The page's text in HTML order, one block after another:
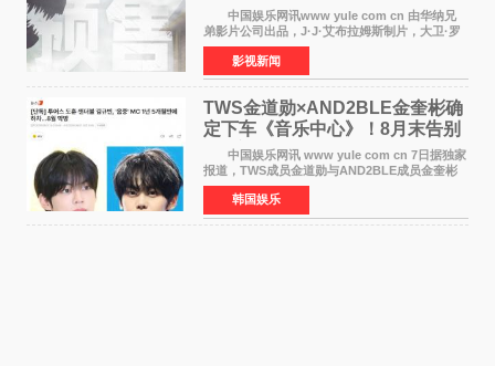
中国娱乐网讯www yule com cn 由华纳兄
弟影片公司出品，J·J·艾布拉姆斯制片，大卫·罗
伯特·米切尔执导，好莱坞巨星安妮·海瑟薇和伊万
·麦克格雷格领衔主演的2026暑期惊悚冒险大片
《逃出绝
影视新闻
TWS金道勋×AND2BLE金奎彬确
定下车《音乐中心》！8月末告别
MC席位
中国娱乐网讯 www yule com cn 7日据独家
报道，TWS成员金道勋与AND2BLE成员金奎彬
将于8月离开《音乐中心》MC的位置。 金道
勋与金奎彬于去年3月与H2H A-NA一起被选为
《音乐中心》MC，约1
韩国娱乐